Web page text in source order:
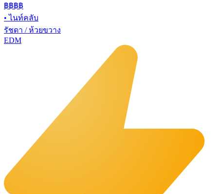
฿฿฿฿
•ไนท์คลับ
รัชดา / ห้วยขวาง
EDM